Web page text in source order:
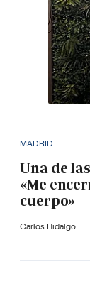
MADRID
Una de
«Me
cuerpo»
Carlos Hidalgo